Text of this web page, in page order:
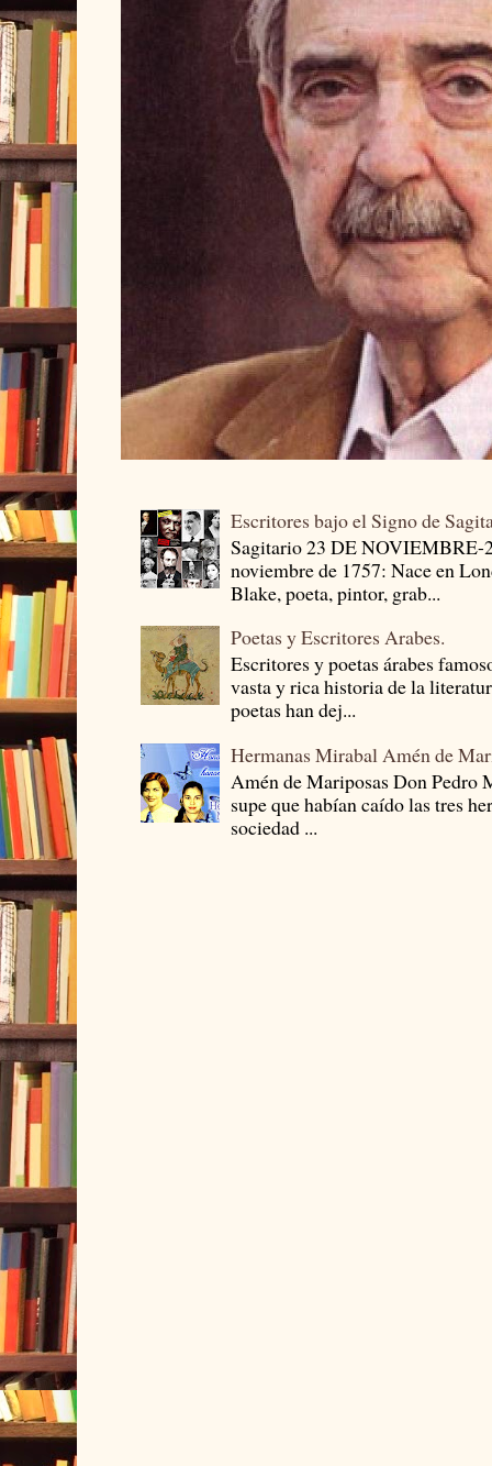
Escritores bajo el Signo de
Sagitario 23 DE
noviembre de 1757: Nace en
Blake, poeta, pintor, grab...
Poetas y Escritores Arabes.
Escritores y poetas árabes
vasta y rica historia de la
poetas han dej...
Hermanas Mirabal Amén de
Amén de Mariposas Don
supe que habían caído las tres
sociedad ...